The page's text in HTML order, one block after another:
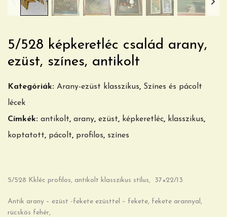
5/528 képkeretléc család arany,
ezüst, színes, antikolt
Kategóriák: Arany-ezüst klasszikus, Színes és pácolt
lécek
Címkék: antikolt, arany, ezüst, képkeretléc, klasszikus,
koptatott, pácolt, profilos, színes
5/528 Kkléc profilos, antikolt klasszikus stílus, 37×22/13
Antik arany – ezüst -fekete ezüsttel – fekete, fekete arannyal,
rücskös fehér,